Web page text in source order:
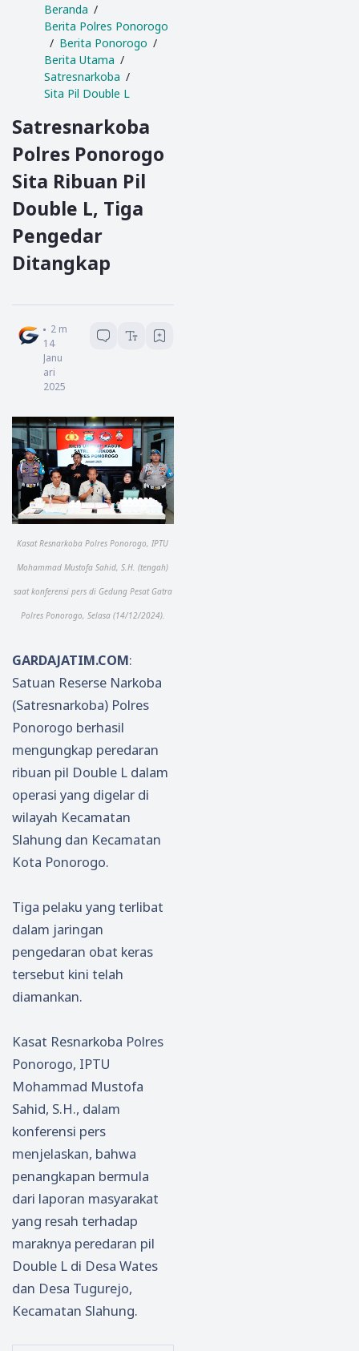
Beranda
Berita Polres Ponorogo
Berita Ponorogo
Berita Utama
Satresnarkoba
Sita Pil Double L
Satresnarkoba
Polres Ponorogo
Sita Ribuan Pil
Double L, Tiga
Pengedar
Ditangkap
Redaksi Garda Jatim
2menit baca
14
Janu
ari
2025
Kasat Resnarkoba Polres Ponorogo, IPTU
Mohammad Mustofa Sahid, S.H. (tengah)
saat konferensi pers di Gedung Pesat Gatra
Polres Ponorogo, Selasa (14/12/2024).
GARDAJATIM.COM:
Satuan Reserse Narkoba
(Satresnarkoba) Polres
Ponorogo berhasil
mengungkap peredaran
ribuan pil Double L dalam
operasi yang digelar di
wilayah Kecamatan
Slahung dan Kecamatan
Kota Ponorogo.
Tiga pelaku yang terlibat
dalam jaringan
pengedaran obat keras
tersebut kini telah
diamankan.
Kasat Resnarkoba Polres
Ponorogo, IPTU
Mohammad Mustofa
Sahid, S.H., dalam
konferensi pers
menjelaskan, bahwa
penangkapan bermula
dari laporan masyarakat
yang resah terhadap
maraknya peredaran pil
Double L di Desa Wates
dan Desa Tugurejo,
Kecamatan Slahung.